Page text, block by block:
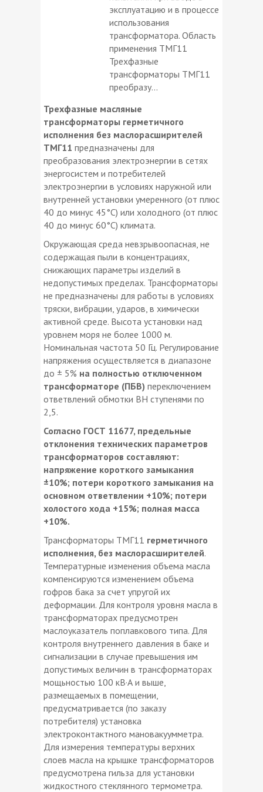
эксплуатацию и в процессе
использования
трансформатора. Область
применения ТМГ11
Трехфазные
трансформаторы ТМГ11
преобразу...
Трехфазные масляные
трансформаторы герметичного
исполнения без маслорасширителей
ТМГ11 предназначены для
преобразования электроэнергии в сетях
энергосистем и потребителей
электроэнергии в условиях наружной или
внутренней установки умеренного (от плюс
40 до минус 45°С) или холодного (от плюс
40 до минус 60°С) климата.
Окружающая среда невзрывоопасная, не
содержащая пыли в концентрациях,
снижающих параметры изделий в
недопустимых пределах. Трансформаторы
не предназначены для работы в условиях
тряски, вибрации, ударов, в химически
активной среде. Высота установки над
уровнем моря не более 1000 м.
Номинальная частота 50 Гц. Регулирование
напряжения осуществляется в диапазоне
до ± 5% на полностью отключенном
трансформаторе (ПБВ) переключением
ответвлений обмотки ВН ступенями по
2,5.
Согласно ГОСТ 11677, предельные
отклонения технических параметров
трансформаторов составляют:
напряжение короткого замыкания
±10%; потери короткого замыкания на
основном ответвлении +10%; потери
холостого хода +15%; полная масса
+10%.
Трансформаторы ТМГ11 герметичного
исполнения, без маслорасширителей.
Температурные изменения объема масла
компенсируются изменением объема
гофров бака за счет упругой их
деформации. Для контроля уровня масла в
трансформаторах предусмотрен
маслоуказатель поплавкового типа. Для
контроля внутреннего давления в баке и
сигнализации в случае превышения им
допустимых величин в трансформаторах
мощьностью 100 кВ·А и выше,
размещаемых в помещении,
предусматривается (по заказу
потребителя) установка
электроконтактного мановакуумметра.
Для измерения температуры верхних
слоев масла на крышке трансформаторов
предусмотрена гильза для установки
жидкостного стеклянного термометра.